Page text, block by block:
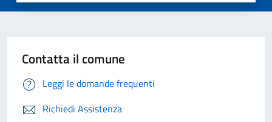
Contatta il comune
Leggi le domande frequenti
Richiedi Assistenza